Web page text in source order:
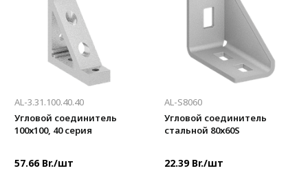
AL-3.31.100.40.40
Угловой соединитель
100х100, 40 серия
57.66 Br./шт
AL-S8060
Угловой соединитель
стальной 80х60S
22.39 Br./шт